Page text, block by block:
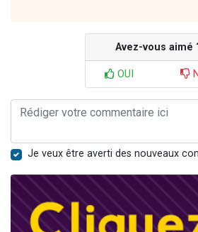
Avez-vous aimé
OUI
Je veux être averti des nouveaux